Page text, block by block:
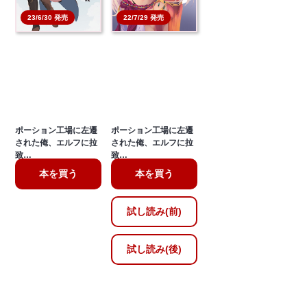
23/6/30 発売
ポーション工場に左遷
された俺、エルフに拉
致…
本を買う
22/7/29 発売
ポーション工場に左遷
された俺、エルフに拉
致…
本を買う
試し読み(前)
試し読み(後)